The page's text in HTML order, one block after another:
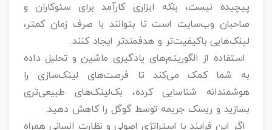
پیچیده نیست، بلکه ابزاری کارآمد برای سئوکاران و
صاحبان وب‌سایت است تا بتوانند با صرف زمان کمتر،
لینک‌هایی باکیفیت‌تر و هدفمندتر ایجاد کنند.
استفاده از الگوریتم‌های یادگیری ماشین و تحلیل داده
به شما کمک می‌کند تا فرصت‌های لینک‌سازی را
هوشمندانه شناسایی کرده، بک‌لینک‌های طبیعی‌تری
بسازید و ریسک جریمه توسط گوگل را کاهش دهید.
اگر این فرایند با استراتژی اصولی و نظارت انسانی همراه